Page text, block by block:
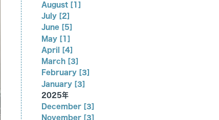
August [1]
July [2]
June [5]
May [1]
April [4]
March [3]
February [3]
January [3]
2025年
December [3]
November [3]